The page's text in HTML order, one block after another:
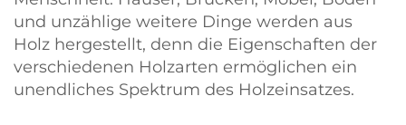
und unzählige weitere Dinge werden aus
Holz hergestellt, denn die Eigenschaften der
verschiedenen Holzarten ermöglichen ein
unendliches Spektrum des Holzeinsatzes.